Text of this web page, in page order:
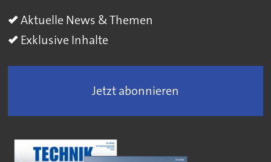
Aktuelle News & Themen
Exklusive Inhalte
Jetzt abonnieren